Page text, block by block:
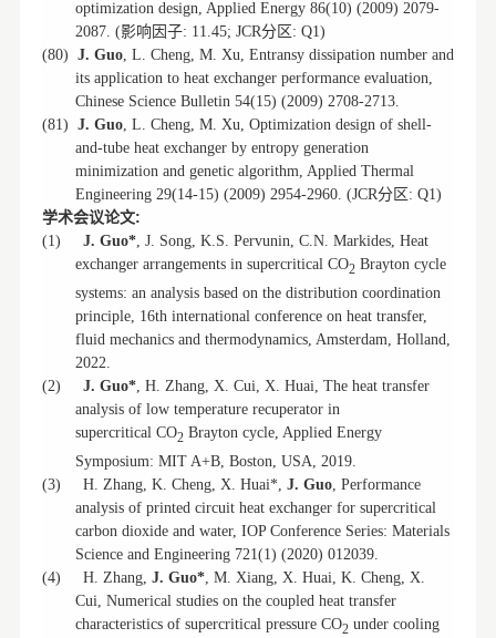
optimization design, Applied Energy 86(10) (2009) 2079-
2087. (影响因子: 11.45; JCR分区: Q1)
(80) J. Guo, L. Cheng, M. Xu, Entransy dissipation number and
its application to heat exchanger performance evaluation,
Chinese Science Bulletin 54(15) (2009) 2708-2713.
(81) J. Guo, L. Cheng, M. Xu, Optimization design of shell-
and-tube heat exchanger by entropy generation
minimization and genetic algorithm, Applied Thermal
Engineering 29(14-15) (2009) 2954-2960. (JCR分区: Q1)
学术会议论文:
(1) J. Guo*, J. Song, K.S. Pervunin, C.N. Markides, Heat
exchanger arrangements in supercritical CO2 Brayton cycle
systems: an analysis based on the distribution coordination
principle, 16th international conference on heat transfer,
fluid mechanics and thermodynamics, Amsterdam, Holland,
2022.
(2)
J. Guo*, H. Zhang, X. Cui, X. Huai, The heat transfer
analysis of low temperature recuperator in
supercritical CO2 Brayton cycle, Applied Energy
Symposium: MIT A+B, Boston, USA, 2019.
(3)
H. Zhang, K. Cheng, X. Huai*, J. Guo , Performance
analysis of printed circuit heat exchanger for supercritical
carbon dioxide and water, IOP Conference Series: Materials
Science and Engineering 721(1) (2020) 012039.
(4)
H. Zhang, J. Guo* , M. Xiang, X. Huai, K. Cheng, X.
Cui, Numerical studies on the coupled heat transfer
characteristics of supercritical pressure CO2 under cooling